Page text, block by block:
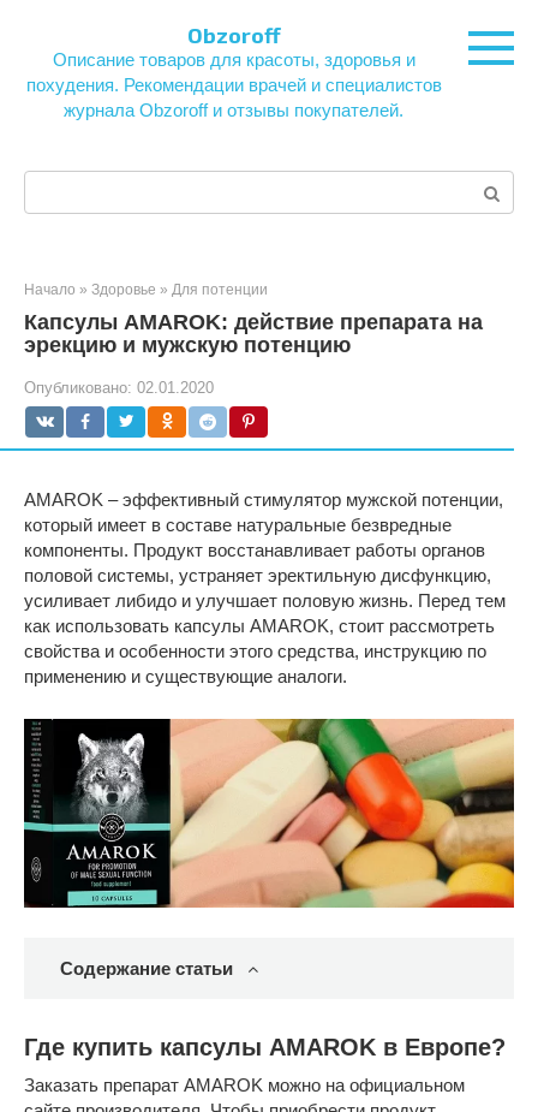
контенту
Obzoroff
Описание товаров для красоты, здоровья и
похудения. Рекомендации врачей и специалистов
журнала Obzoroff и отзывы покупателей.
Начало » Здоровье » Для потенции
Капсулы AMAROK: действие препарата на
эрекцию и мужскую потенцию
Опубликовано: 02.01.2020
AMAROK – эффективный стимулятор мужской потенции,
который имеет в составе натуральные безвредные
компоненты. Продукт восстанавливает работы органов
половой системы, устраняет эректильную дисфункцию,
усиливает либидо и улучшает половую жизнь. Перед тем
как использовать капсулы AMAROK, стоит рассмотреть
свойства и особенности этого средства, инструкцию по
применению и существующие аналоги.
Содержание статьи
Где купить капсулы AMAROK в Европе?
Заказать препарат AMAROK можно на официальном